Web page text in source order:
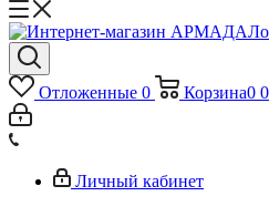
Отложенные 0 Корзина0 0
Личный кабинет